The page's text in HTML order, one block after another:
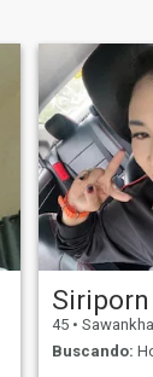
Siriporn
45 • Sawankhalok,
Buscando: